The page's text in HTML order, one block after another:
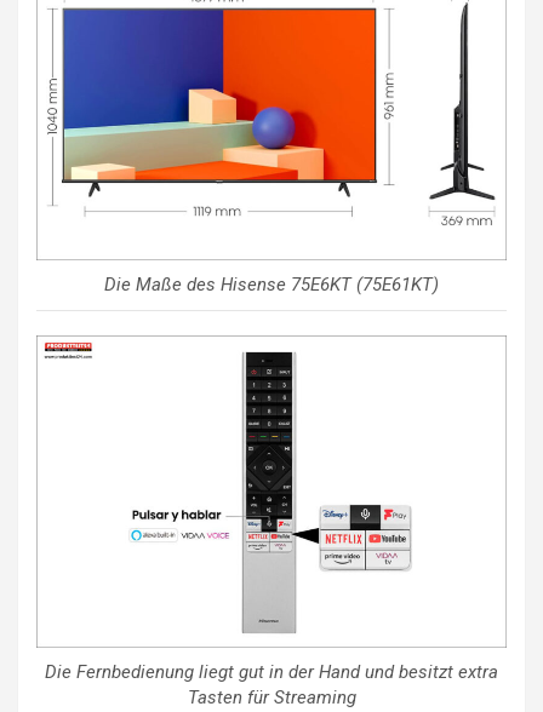
Die Maße des Hisense 75E6KT (75E61KT)
Die Fernbedienung liegt gut in der Hand und besitzt extra
Tasten für Streaming